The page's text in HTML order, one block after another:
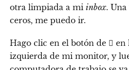
otra limpiada a mi inbox. Una
ceros, me puedo ir.
Hago clic en el botón de  en
izquierda de mi monitor, y